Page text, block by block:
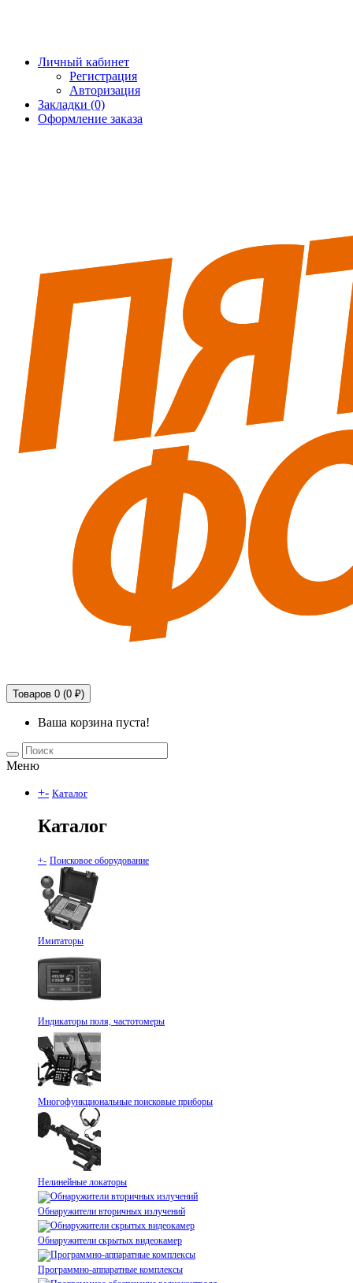
Личный кабинет
Регистрация
Авторизация
Закладки (0)
Оформление заказа
Товаров 0 (0 ₽)
Ваша корзина пуста!
Меню
+- Каталог
Каталог
+- Поисковое оборудование
Имитаторы
Индикаторы поля, частотомеры
Многофункциональные поисковые приборы
Нелинейные локаторы
Обнаружители вторичных излучений
Обнаружители скрытых видеокамер
Программно-аппаратные комплексы